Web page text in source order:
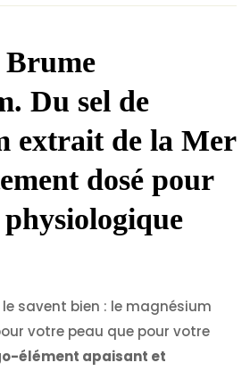
Du sel de
extrait de la Mer
dosé pour
savent bien : le magnésium
votre peau que pour votre
élément apaisant et